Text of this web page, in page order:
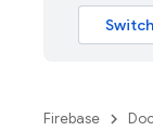
Firebase